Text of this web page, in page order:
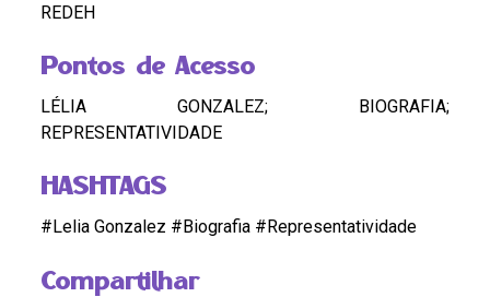
Compartilhar
REDEH
Pontos de Acesso
LÉLIA GONZALEZ; BIOGRAFIA;
REPRESENTATIVIDADE
HASHTAGS
#Lelia Gonzalez #Biografia #Representatividade